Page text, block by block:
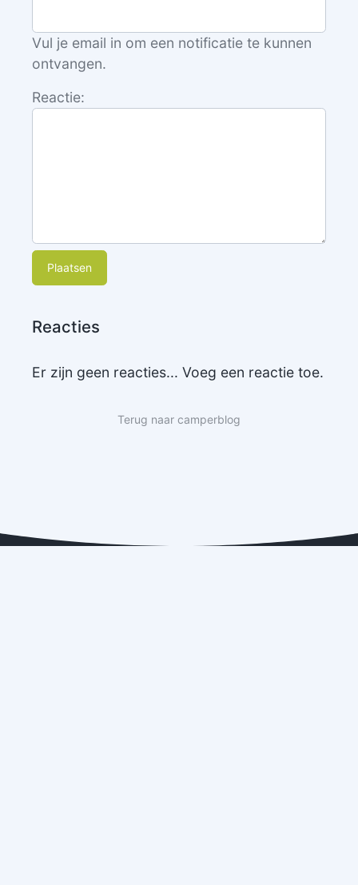
Vul je email in om een notificatie te kunnen
ontvangen.
Reactie:
Plaatsen
Reacties
Er zijn geen reacties... Voeg een reactie toe.
Terug naar camperblog